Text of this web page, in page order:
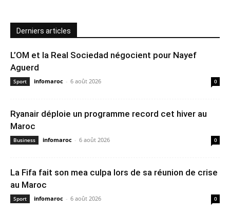
Derniers articles
L’OM et la Real Sociedad négocient pour Nayef
Aguerd
Sport infomaroc - 6 août 2026 0
Ryanair déploie un programme record cet hiver au
Maroc
Business infomaroc - 6 août 2026 0
La Fifa fait son mea culpa lors de sa réunion de crise
au Maroc
Sport infomaroc - 6 août 2026 0